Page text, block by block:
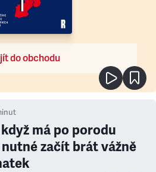
do obchodu
má po porodu
začít brát vážně